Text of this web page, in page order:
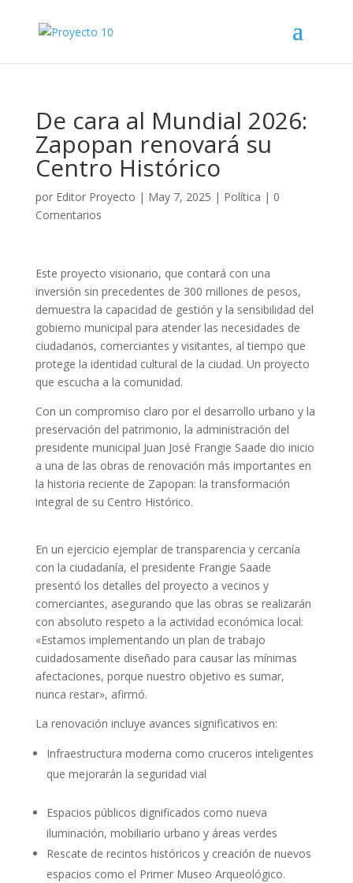
De cara al Mundial 2026:
Zapopan renovará su
Centro Histórico
por Editor Proyecto | May 7, 2025 | Política | 0
Comentarios
Este proyecto visionario, que contará con una
inversión sin precedentes de 300 millones de pesos,
demuestra la capacidad de gestión y la sensibilidad del
gobierno municipal para atender las necesidades de
ciudadanos, comerciantes y visitantes, al tiempo que
protege la identidad cultural de la ciudad. Un proyecto
que escucha a la comunidad.
Con un compromiso claro por el desarrollo urbano y la
preservación del patrimonio, la administración del
presidente municipal Juan José Frangie Saade dio inicio
a una de las obras de renovación más importantes en
la historia reciente de Zapopan: la transformación
integral de su Centro Histórico.
En un ejercicio ejemplar de transparencia y cercanía
con la ciudadanía, el presidente Frangie Saade
presentó los detalles del proyecto a vecinos y
comerciantes, asegurando que las obras se realizarán
con absoluto respeto a la actividad económica local:
«Estamos implementando un plan de trabajo
cuidadosamente diseñado para causar las mínimas
afectaciones, porque nuestro objetivo es sumar,
nunca restar», afirmó.
La renovación incluye avances significativos en:
Infraestructura moderna como cruceros inteligentes
que mejorarán la seguridad vial
Espacios públicos dignificados como nueva
iluminación, mobiliario urbano y áreas verdes
Rescate de recintos históricos y creación de nuevos
espacios como el Primer Museo Arqueológico.